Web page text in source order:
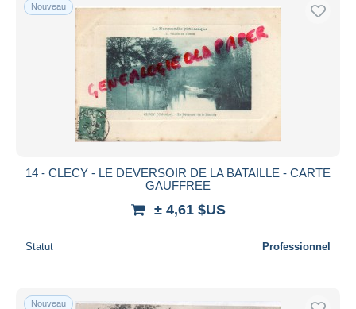
Nouveau
14 - CLECY - LE DEVERSOIR DE LA BATAILLE - CARTE
GAUFFREE
± 4,61 $US
Statut Professionnel
Nouveau